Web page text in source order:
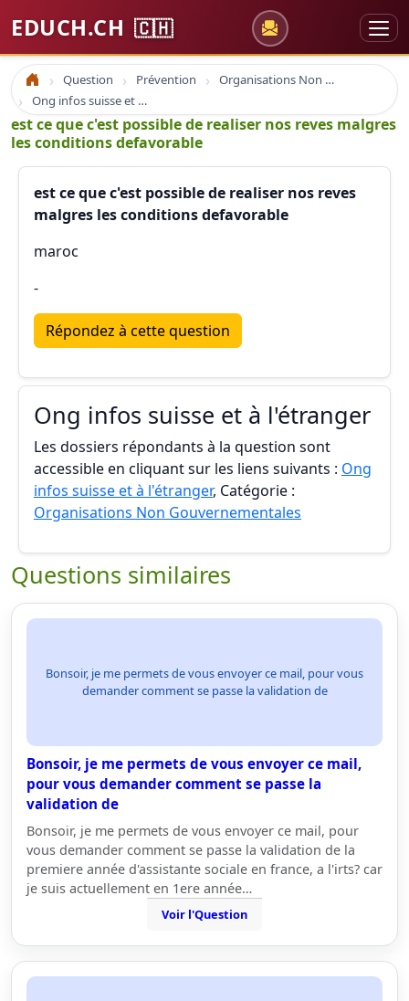
EDUCH.CH 🇨🇭
Accueil Question Prévention
Organisations Non Gouvernementales
Ong infos suisse et à l'étranger
est ce que c'est possible de realiser nos reves malgres
les conditions defavorable
est ce que c'est possible de realiser nos reves
malgres les conditions defavorable
maroc
-
Répondez à cette question
Ong infos suisse et à l'étranger
Les dossiers répondants à la question sont
accessible en cliquant sur les liens suivants : Ong
infos suisse et à l'étranger, Catégorie :
Organisations Non Gouvernementales
Questions similaires
Bonsoir, je me permets de vous envoyer ce mail, pour vous
demander comment se passe la validation de
Bonsoir, je me permets de vous envoyer ce mail,
pour vous demander comment se passe la
validation de
Bonsoir, je me permets de vous envoyer ce mail, pour
vous demander comment se passe la validation de la
premiere année d'assistante sociale en france, a l'irts? car
je suis actuellement en 1ere année…
Voir l'Question